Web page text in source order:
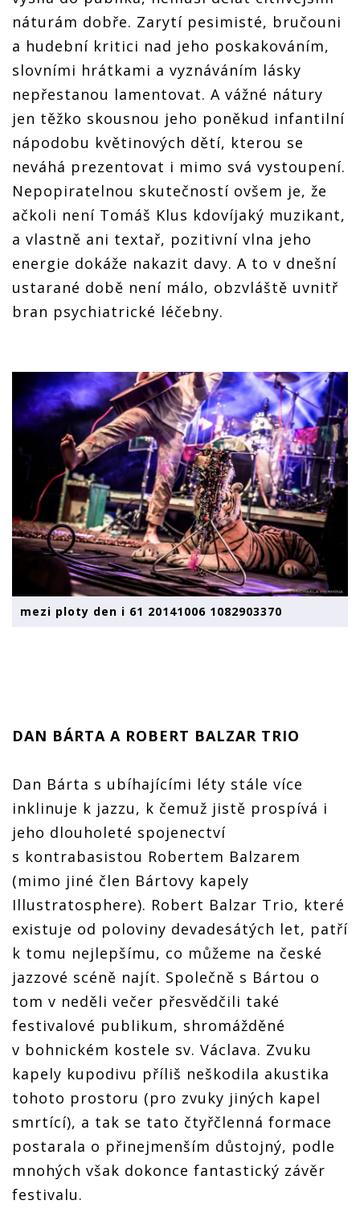
náturám dobře. Zarytí pesimisté, bručouni
a hudební kritici nad jeho poskakováním,
slovními hrátkami a vyznáváním lásky
nepřestanou lamentovat. A vážné nátury
jen těžko skousnou jeho poněkud infantilní
nápodobu květinových dětí, kterou se
neváhá prezentovat i mimo svá vystoupení.
Nepopiratelnou skutečností ovšem je, že
ačkoli není Tomáš Klus kdovíjaký muzikant,
a vlastně ani textař, pozitivní vlna jeho
energie dokáže nakazit davy. A to v dnešní
ustarané době není málo, obzvláště uvnitř
bran psychiatrické léčebny.
mezi ploty den i 61 20141006 1082903370
DAN BÁRTA A ROBERT BALZAR TRIO
Dan Bárta s ubíhajícími léty stále více
inklinuje k jazzu, k čemuž jistě prospívá i
jeho dlouholeté spojenectví
s kontrabasistou Robertem Balzarem
(mimo jiné člen Bártovy kapely
Illustratosphere). Robert Balzar Trio, které
existuje od poloviny devadesátých let, patří
k tomu nejlepšímu, co můžeme na české
jazzové scéně najít. Společně s Bártou o
tom v neděli večer přesvědčili také
festivalové publikum, shromážděné
v bohnickém kostele sv. Václava. Zvuku
kapely kupodivu příliš neškodila akustika
tohoto prostoru (pro zvuky jiných kapel
smrtící), a tak se tato čtyřčlenná formace
postarala o přinejmenším důstojný, podle
mnohých však dokonce fantastický závěr
festivalu.